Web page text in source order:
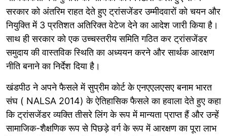
सरकार को अंतरिम राहत देते हुए ट्रांसजेंडर उम्मीदवारों को चयन और
नियुक्ति में 3 प्रतिशत अतिरिक्त वेटेज देने का आदेश जारी किया है।
साथ ही सरकार को एक उच्चस्तरीय समिति गठित कर ट्रांसजेंडर
समुदाय की वास्तविक स्थिति का अध्ययन करने और सार्थक आरक्षण
नीति बनाने का निर्देश दिया है।
खंडपीठ ने अपने फैसले में सुप्रीम कोर्ट के एनएएलएसए बनाम भारत
संघ ( NALSA 2014) के ऐतिहासिक फैसले का हवाला देते हुए कहा
कि ट्रांसजेंडर व्यक्ति तीसरे लिंग के रूप में मान्यता प्राप्त हैं और उन्हें
सामाजिक-शैक्षणिक रूप से पिछड़े वर्ग के रूप में आरक्षण का पूरा लाभ